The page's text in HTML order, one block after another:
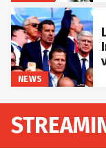
NEWS